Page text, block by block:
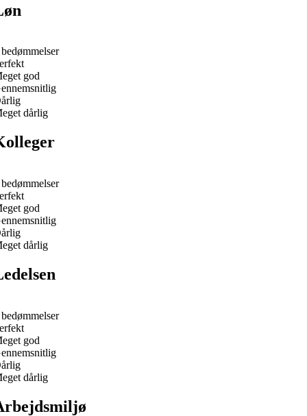
god
dårlig
god
dårlig
god
dårlig